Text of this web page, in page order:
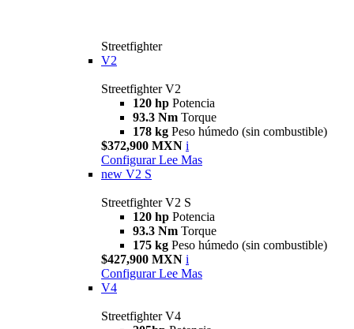
Streetfighter
V2
Streetfighter V2
120 hp Potencia
93.3 Nm Torque
178 kg Peso húmedo (sin combustible)
$372,900 MXN i
Configurar Lee Mas
new V2 S
Streetfighter V2 S
120 hp Potencia
93.3 Nm Torque
175 kg Peso húmedo (sin combustible)
$427,900 MXN i
Configurar Lee Mas
V4
Streetfighter V4